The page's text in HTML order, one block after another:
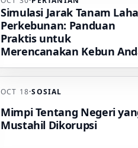
Simulasi Jarak Tanam
Perkebunan: Panduan
Praktis untuk
Merencanakan Kebun
OCT 18·SOSIAL
Mimpi Tentang Negeri
Mustahil Dikorupsi